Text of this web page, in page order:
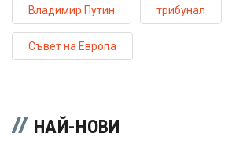
Владимир Путин трибунал
Съвет на Европа
НАЙ-НОВИ